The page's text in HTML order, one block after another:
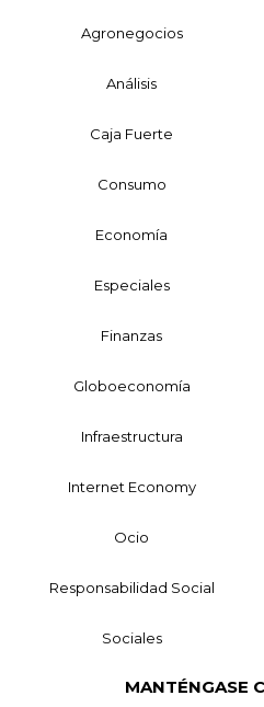
Agronegocios
Análisis
Caja Fuerte
Consumo
Economía
Especiales
Finanzas
Globoeconomía
Infraestructura
Internet Economy
Ocio
Responsabilidad Social
Sociales
MANTÉNGASE